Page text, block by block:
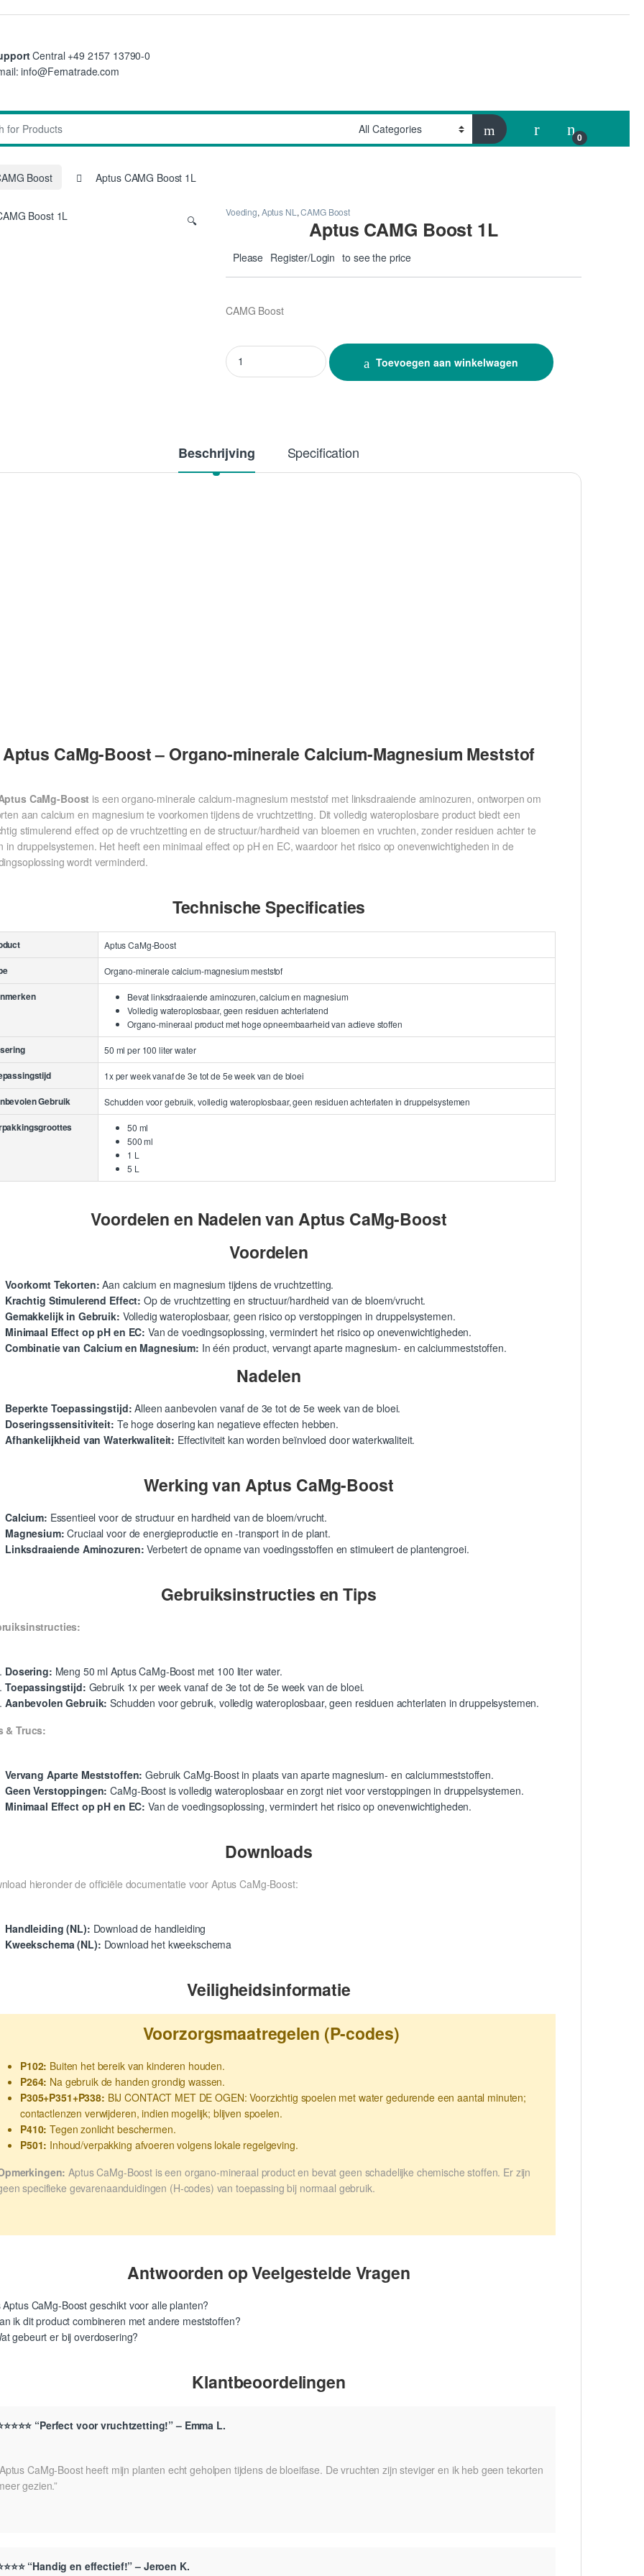
Central +49 2157 13790-0
info@Fernatrade.com
My Account
0
Boost Aptus CAMG Boost 1L
🔍
Voeding,Aptus NL,CAMG Boost
Aptus CAMG Boost 1L
Please Register/Login to see the price
CAMG Boost
Aptus CAMG Boost 1L quantity
Toevoegen aan winkelwagen
Beschrijving Specification
Aptus CaMg-Boost – Organo-minerale Calcium-Magnesium Meststof
CaMg-Boost is een organo-minerale calcium-magnesium meststof met linksdraaiende aminozuren, ontworpen om
aan calcium en magnesium te voorkomen tijdens de vruchtzetting. Dit volledig wateroplosbare product biedt een
stimulerend effect op de vruchtzetting en de structuur/hardheid van bloemen en vruchten, zonder residuen achter te
in druppelsystemen. Het heeft een minimaal effect op pH en EC, waardoor het risico op onevenwichtigheden in de
wordt verminderd.
Technische Specificaties
Aptus CaMg-Boost
Organo-minerale calcium-magnesium meststof
Bevat linksdraaiende aminozuren, calcium en magnesium
Volledig wateroplosbaar, geen residuen achterlatend
Organo-mineraal product met hoge opneembaarheid van actieve stoffen
50 ml per 100 liter water
1x per week vanaf de 3e tot de 5e week van de bloei
Gebruik Schudden voor gebruik, volledig wateroplosbaar, geen residuen achterlaten in druppelsystemen
50 ml
500 ml
1 L
5 L
Voordelen en Nadelen van Aptus CaMg-Boost
Voordelen
Voorkomt Tekorten: Aan calcium en magnesium tijdens de vruchtzetting.
Krachtig Stimulerend Effect: Op de vruchtzetting en structuur/hardheid van de bloem/vrucht.
Gemakkelijk in Gebruik: Volledig wateroplosbaar, geen risico op verstoppingen in druppelsystemen.
Minimaal Effect op pH en EC: Van de voedingsoplossing, vermindert het risico op onevenwichtigheden.
Combinatie van Calcium en Magnesium: In één product, vervangt aparte magnesium- en calciummeststoffen.
Nadelen
Beperkte Toepassingstijd: Alleen aanbevolen vanaf de 3e tot de 5e week van de bloei.
Doseringssensitiviteit: Te hoge dosering kan negatieve effecten hebben.
Afhankelijkheid van Waterkwaliteit: Effectiviteit kan worden beïnvloed door waterkwaliteit.
Werking van Aptus CaMg-Boost
Calcium: Essentieel voor de structuur en hardheid van de bloem/vrucht.
Magnesium: Cruciaal voor de energieproductie en -transport in de plant.
Linksdraaiende Aminozuren: Verbetert de opname van voedingsstoffen en stimuleert de plantengroei.
Gebruiksinstructies en Tips
Dosering: Meng 50 ml Aptus CaMg-Boost met 100 liter water.
Toepassingstijd: Gebruik 1x per week vanaf de 3e tot de 5e week van de bloei.
Aanbevolen Gebruik: Schudden voor gebruik, volledig wateroplosbaar, geen residuen achterlaten in druppelsystemen.
& Trucs:
Vervang Aparte Meststoffen: Gebruik CaMg-Boost in plaats van aparte magnesium- en calciummeststoffen.
Geen Verstoppingen: CaMg-Boost is volledig wateroplosbaar en zorgt niet voor verstoppingen in druppelsystemen.
Minimaal Effect op pH en EC: Van de voedingsoplossing, vermindert het risico op onevenwichtigheden.
Downloads
hieronder de officiële documentatie voor Aptus CaMg-Boost:
Handleiding (NL): Download de handleiding
Kweekschema (NL): Download het kweekschema
Veiligheidsinformatie
Voorzorgsmaatregelen (P-codes)
P102: Buiten het bereik van kinderen houden.
P264: Na gebruik de handen grondig wassen.
P305+P351+P338: BIJ CONTACT MET DE OGEN: Voorzichtig spoelen met water gedurende een aantal minuten;
contactlenzen verwijderen, indien mogelijk; blijven spoelen.
P410: Tegen zonlicht beschermen.
P501: Inhoud/verpakking afvoeren volgens lokale regelgeving.
Aptus CaMg-Boost is een organo-mineraal product en bevat geen schadelijke chemische stoffen. Er zijn
specifieke gevarenaanduidingen (H-codes) van toepassing bij normaal gebruik.
Antwoorden op Veelgestelde Vragen
Aptus CaMg-Boost geschikt voor alle planten?
ik dit product combineren met andere meststoffen?
gebeurt er bij overdosering?
Klantbeoordelingen
“Perfect voor vruchtzetting!” – Emma L.
CaMg-Boost heeft mijn planten echt geholpen tijdens de bloeifase. De vruchten zijn steviger en ik heb geen tekorten
gezien.”
“Handig en effectief!” – Jeroen K.